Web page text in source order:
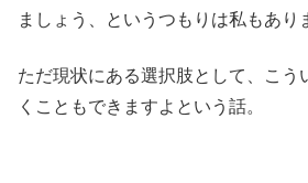
ましょう、というつもりは私もあり
ただ現状にある選択肢として、こう
くこともできますよという話。